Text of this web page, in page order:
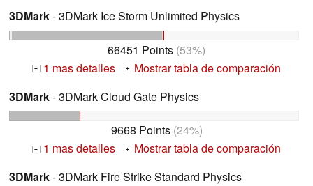
3DMark- 3DMark Ice Storm Unlimited Physics
66451 Points (53%)
+ 1 mas detalles +
Mostrar tabla de comparación
3DMark- 3DMark Cloud Gate Physics
9668 Points(24%)
+ 1 mas detalles +
Mostrar tabla de comparación
3DMark- 3DMark Fire Strike Standard Physics